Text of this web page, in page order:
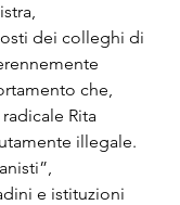
dei colleghi di
che,
Rita
illegale.
e istituzioni